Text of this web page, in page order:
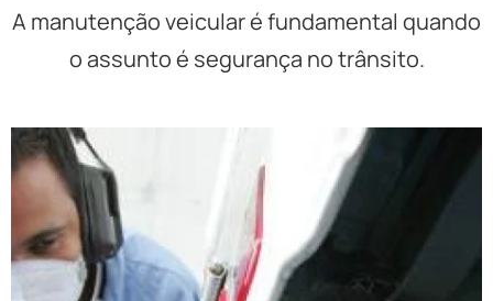
A manutenção veicular é fundamental quando
o assunto é segurança no trânsito.